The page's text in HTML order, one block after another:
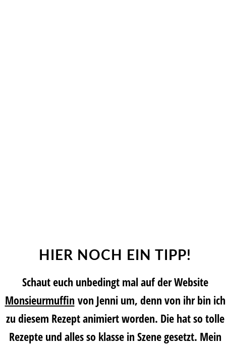
HIER NOCH EIN TIPP!
Schaut euch unbedingt mal auf der Website
Monsieurmuffin von Jenni um, denn von ihr bin ich
zu diesem Rezept animiert worden. Die hat so tolle
Rezepte und alles so klasse in Szene gesetzt. Mein